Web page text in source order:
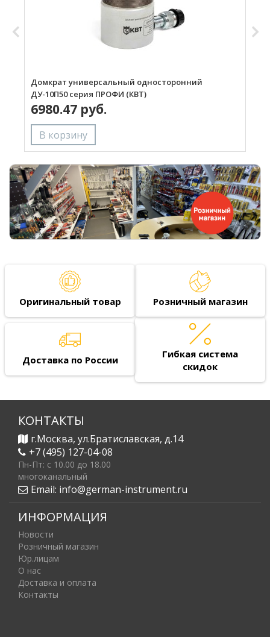
Домкрат универсальный односторонний
ДУ-10П50 серия ПРОФИ (КВТ)
6980.47 руб.
Оригинальный товар Розничный магазин
Доставка по России
Гибкая система
скидок
КОНТАКТЫ
г.Москва, ул.Братиславская, д.14
+7 (495) 127-04-08
Пн-Пт: c 10.00 до 18.00
многоканальный
Email: info@german-instrument.ru
ИНФОРМАЦИЯ
Новости
Розничный магазин
Юр.лицам
О нас
Доставка и оплата
Контакты